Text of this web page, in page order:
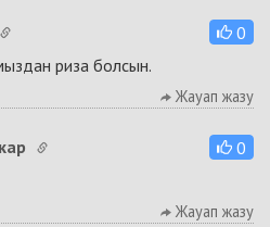
0
риза болсын.
Жауап жазу
0
Жауап жазу